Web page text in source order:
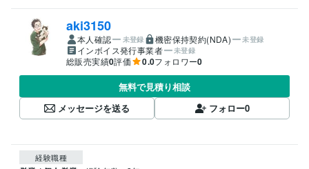
aki3150
本人確認 未登録 機密保持契約(NDA) 未登録
インボイス発行事業者 未登録
総販売実績0評価 0.0フォロワー0
無料で見積り相談
メッセージを送る
フォロー0
経験職種